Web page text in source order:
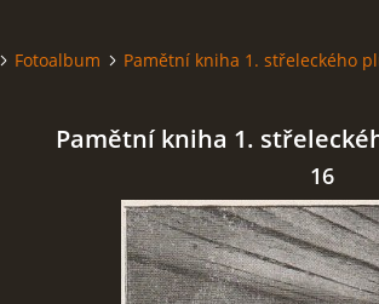
Fotoalbum Pamětní kniha 1. střeleckého
Pamětní kniha 1.
16